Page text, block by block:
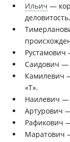
Ильич —
деловитость.
Рустамович
Саидович —
Камилевич
«Т».
Наилевич —
Артурович
Рафикович
Маратович